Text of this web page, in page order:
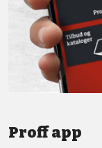
Proff app